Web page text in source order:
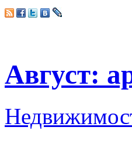
Август: